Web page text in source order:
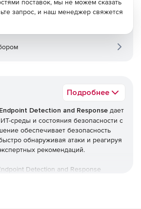
Подробнее
Detection and Response дает
среды и состояния безопасности с
обеспечивает безопасность
обнаруживая атаки и реагируя
рекомендаций.
Detection and Response
поставок, мы не можем сказать
запрос, и наш менеджер свяжется